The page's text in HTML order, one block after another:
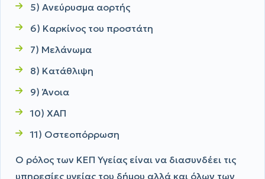
5) Ανεύρυσμα αορτής
6) Καρκίνος του προστάτη
7) Μελάνωμα
8) Κατάθλιψη
9) Άνοια
10) ΧΑΠ
11) Οστεοπόρρωση
Ο ρόλος των ΚΕΠ Υγείας είναι να διασυνδέει τις
υπηρεσίες υγείας του δήμου αλλά και όλων των